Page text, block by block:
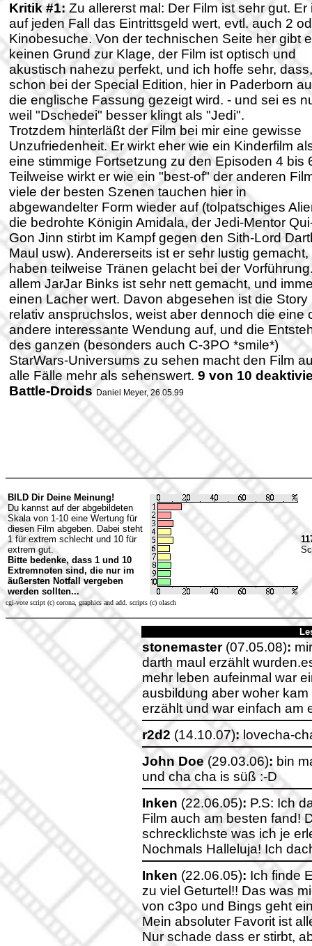
Kritik #1: Zu allererst mal: Der Film ist sehr gut. Er
auf jeden Fall das Eintrittsgeld wert, evtl. auch 2
Kinobesuche. Von der technischen Seite her gibt
keinen Grund zur Klage, der Film ist optisch und
akustisch nahezu perfekt, und ich hoffe sehr,
schon bei der Special Edition, hier in Paderborn
die englische Fassung gezeigt wird. - und sei es
weil "Dschedei" besser klingt als "Jedi".
Trotzdem hinterläßt der Film bei mir eine gewisse
Unzufriedenheit. Er wirkt eher wie ein Kinderfilm
eine stimmige Fortsetzung zu den Episoden 4 bis
Teilweise wirkt er wie ein "best-of" der anderen
viele der besten Szenen tauchen hier in
abgewandelter Form wieder auf (tolpatschiges
die bedrohte Königin Amidala, der Jedi-Mentor
Gon Jinn stirbt im Kampf gegen den Sith-Lord
Maul usw). Andererseits ist er sehr lustig gemacht,
haben teilweise Tränen gelacht bei der
allem JarJar Binks ist sehr nett gemacht, und
einen Lacher wert. Davon abgesehen ist die Story
relativ anspruchslos, weist aber dennoch die eine
andere interessante Wendung auf, und die
des ganzen (besonders auch C-3PO *smile*)
StarWars-Universums zu sehen macht den Film
alle Fälle mehr als sehenswert. 9 von 10
Battle-Droids Daniel Meyer, 26.05.99
BILD Dir Deine Meinung!
Du kannst auf der abgebildeten
Skala von 1-10 eine Wertung für
diesen Film abgeben. Dabei steht
1 für extrem schlecht und 10 für
extrem gut.
Bitte bedenke, dass 1 und 10
Extremnoten sind, die nur im
äußersten Notfall vergeben
werden sollten...
cgi-vote script (c) corona, graphics and add. scripts (c) olasch
stonemaster(07.05.08):
darth maul erzählt
mehr leben aufeinmal war
ausbildung aber woher
erzählt und war einfach am
r2d2 (14.10.07):lovecha-
John Doe(29.03.06): bin
und cha cha is süß :-D
Inken (22.06.05): P.S: Ich
Film auch am besten fand!
schrecklichste was ich je
Nochmals Halleluja! Ich
Inken (22.06.05): Ich finde
zu viel Geturtel!! Das was
von c3po und Bings geht
Mein absoluter Favorit ist
Nur schade dass er stirbt,